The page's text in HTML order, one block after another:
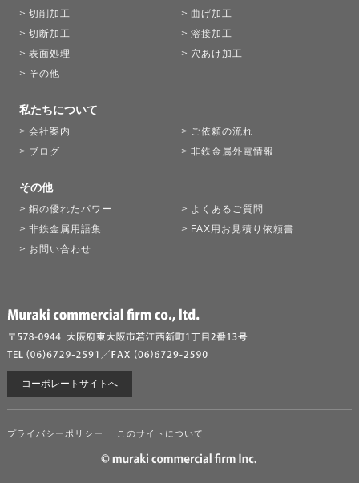
切削加工
曲げ加工
切断加工
溶接加工
表面処理
穴あけ加工
その他
私たちについて
会社案内
ご依頼の流れ
ブログ
非鉄金属外電情報
その他
銅の優れたパワー
よくあるご質問
非鉄金属用語集
FAX用お見積り依頼書
お問い合わせ
コーポレートサイトへ
プライバシーポリシー このサイトについて